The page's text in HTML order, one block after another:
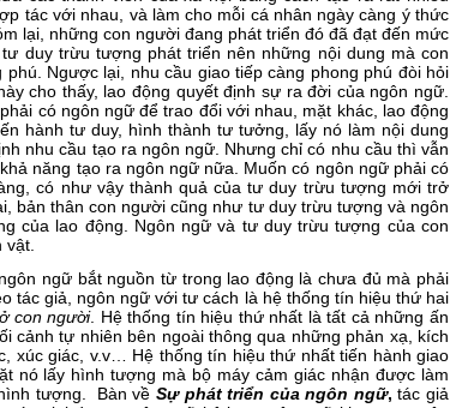
tác với nhau, và làm cho mỗi cá nhân ngày càng ý thức
lại, những con người đang phát triển đó đã đạt đến mức
duy trừu tượng phát triển nên những nội dung mà con
Ngược lại, nhu cầu giao tiếp càng phong phú đòi hỏi
cho thấy, lao động quyết định sự ra đời của ngôn ngữ.
có ngôn ngữ để trao đổi với nhau, mặt khác, lao động
hành tư duy, hình thành tư tưởng, lấy nó làm nội dung
nhu cầu tạo ra ngôn ngữ. Nhưng chỉ có nhu cầu thì vẫn
năng tạo ra ngôn ngữ nữa. Muốn có ngôn ngữ phải có
có như vậy thành quả của tư duy trừu tượng mới trở
bản thân con người cũng như tư duy trừu tượng và ngôn
của lao động. Ngôn ngữ và tư duy trừu tượng của con
ngữ bắt nguồn từ trong lao động là chưa đủ mà phải
tác giả, ngôn ngữ với tư cách là hệ thống tín hiệu thứ hai
ở con người. Hệ thống tín hiệu thứ nhất là tất cả những ấn
cảnh tự nhiên bên ngoài thông qua những phản xạ, kích
xúc giác, v.v… Hệ thống tín hiệu thứ nhất tiến hành giao
nó lấy hình tượng mà bộ máy cảm giác nhận được làm
tượng. Bàn vềSự phát triển của ngôn ngữ,tác giả